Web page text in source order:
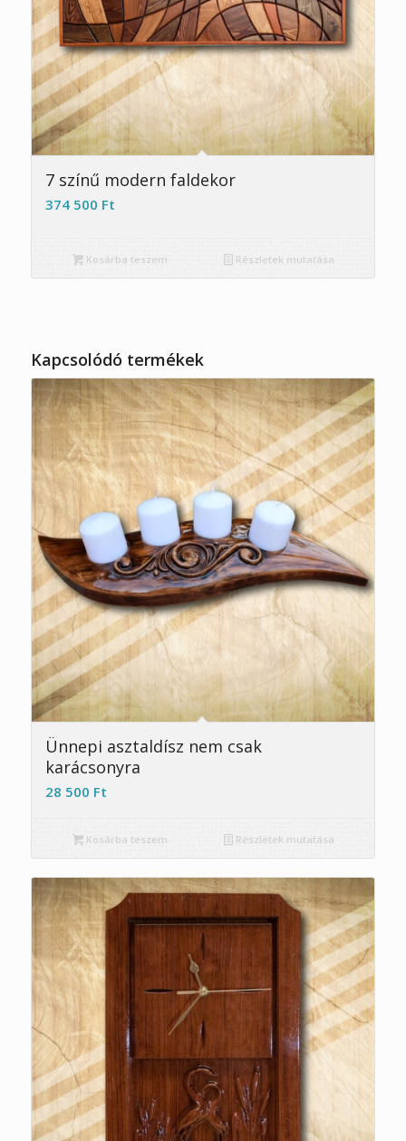
7 színű modern faldekor
374 500 Ft
Kosárba teszem Részletek mutatása
Kapcsolódó termékek
Ünnepi asztaldísz nem csak
karácsonyra
28 500 Ft
Kosárba teszem Részletek mutatása